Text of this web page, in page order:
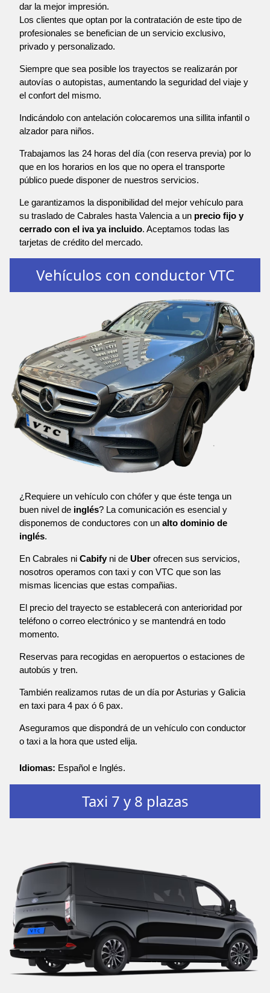
dar la mejor impresión.
Los clientes que optan por la contratación de este tipo de
profesionales se benefician de un servicio exclusivo,
privado y personalizado.
Siempre que sea posible los trayectos se realizarán por
autovías o autopistas, aumentando la seguridad del viaje y
el confort del mismo.
Indicándolo con antelación colocaremos una sillita infantil o
alzador para niños.
Trabajamos las 24 horas del día (con reserva previa) por lo
que en los horarios en los que no opera el transporte
público puede disponer de nuestros servicios.
Le garantizamos la disponibilidad del mejor vehículo para
su traslado de Cabrales hasta Valencia a un precio fijo y
cerrado con el iva ya incluido. Aceptamos todas las
tarjetas de crédito del mercado.
Vehículos con conductor VTC
¿Requiere un vehículo con chófer y que éste tenga un
buen nivel de inglés? La comunicación es esencial y
disponemos de conductores con un alto dominio de
inglés.
En Cabrales ni Cabify ni de Uber ofrecen sus servicios,
nosotros operamos con taxi y con VTC que son las
mismas licencias que estas compañias.
El precio del trayecto se establecerá con anterioridad por
teléfono o correo electrónico y se mantendrá en todo
momento.
Reservas para recogidas en aeropuertos o estaciones de
autobús y tren.
También realizamos rutas de un día por Asturias y Galicia
en taxi para 4 pax ó 6 pax.
Aseguramos que dispondrá de un vehículo con conductor
o taxi a la hora que usted elija.
Idiomas: Español e Inglés.
Taxi 7 y 8 plazas